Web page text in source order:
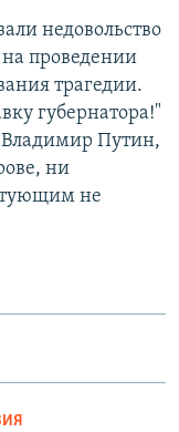
недовольство
на проведении
трагедии.
губернатора!"
Путин,
ни
не